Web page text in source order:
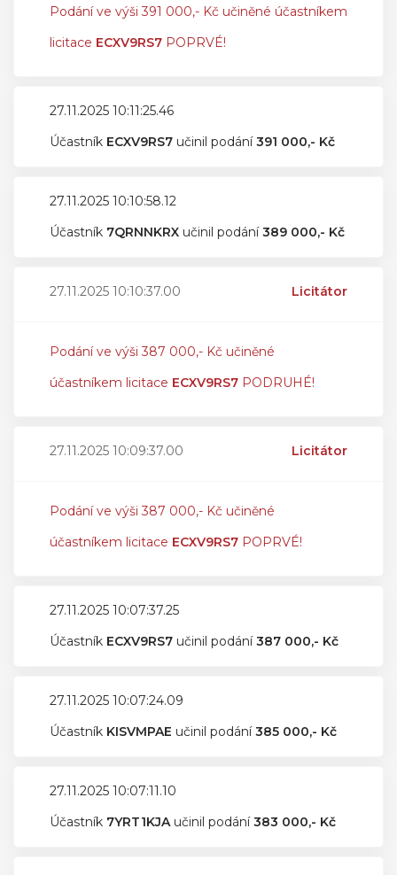
Podání ve výši 391 000,- Kč učiněné účastníkem
licitace ECXV9RS7 POPRVÉ!
27.11.2025 10:11:25.46
Účastník ECXV9RS7 učinil podání391 000,- Kč
27.11.2025 10:10:58.12
Účastník 7QRNNKRX učinil podání389 000,- Kč
27.11.2025 10:10:37.00 Licitátor
Podání ve výši 387 000,- Kč učiněné
účastníkem licitace ECXV9RS7 PODRUHÉ!
27.11.2025 10:09:37.00 Licitátor
Podání ve výši 387 000,- Kč učiněné
účastníkem licitace ECXV9RS7 POPRVÉ!
27.11.2025 10:07:37.25
Účastník ECXV9RS7 učinil podání387 000,- Kč
27.11.2025 10:07:24.09
Účastník KISVMPAE učinil podání385 000,- Kč
27.11.2025 10:07:11.10
Účastník 7YRT1KJAučinil podání383 000,- Kč